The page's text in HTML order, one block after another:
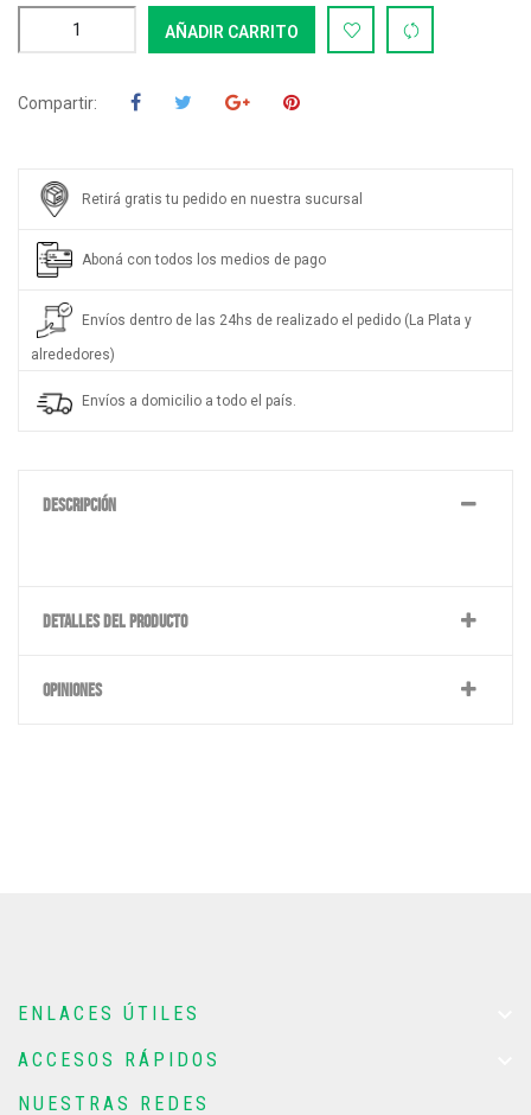
AÑADIR CARRITO
Compartir:
Retirá gratis tu pedido en nuestra sucursal
Aboná con todos los medios de pago
Envíos dentro de las 24hs de realizado el pedido (La Plata y
alrededores)
Envíos a domicilio a todo el país.
DESCRIPCIÓN
DETALLES DEL PRODUCTO
OPINIONES
ENLACES ÚTILES
ACCESOS RÁPIDOS
NUESTRAS REDES